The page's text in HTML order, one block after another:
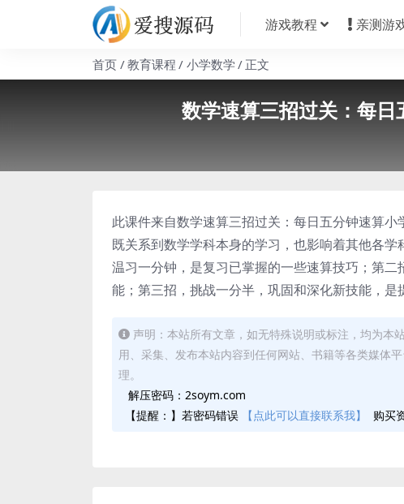
游戏教程 亲测游
首页 教育课程 小学数学 正文
数学速算三招过关：每
此课件来自数学速算三招过关：每日五分钟速算
既关系到数学学科本身的学习，也影响着其他各
温习一分钟，是复习已掌握的一些速算技巧；第
能；第三招，挑战一分半，巩固和深化新技能，是
声明：本站所有文章，如无特殊说明或标注，均为本
用、采集、发布本站内容到任何网站、书籍等各类媒体
理。
解压密码：2soym.com
【提醒：】若密码错误
【点此可以直接联系我】 购买